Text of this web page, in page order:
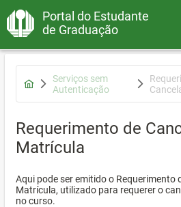
Portal do Estudante
de Graduação
Serviços sem
Autenticação
Requerimento de
Matrícula
Aqui pode ser emitido o Requerimento
Matrícula, utilizado para requerer o
no curso.